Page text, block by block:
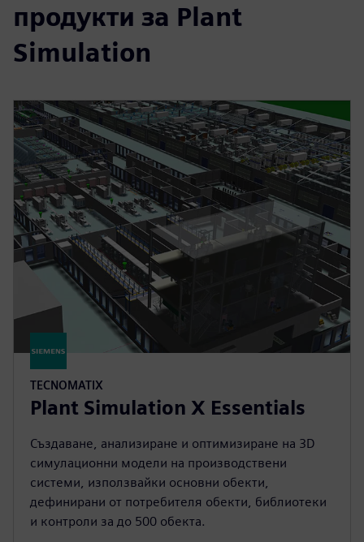
продукти за Plant
Simulation
TECNOMATIX
Plant Simulation X Essentials
Създаване, анализиране и оптимизиране на 3D
симулационни модели на производствени
системи, използвайки основни обекти,
дефинирани от потребителя обекти, библиотеки
и контроли за до 500 обекта.